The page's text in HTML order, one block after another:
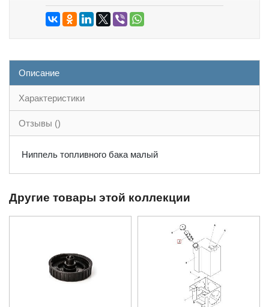
Описание
Характеристики
Отзывы ()
Ниппель топливного бака малый
Другие товары этой коллекции